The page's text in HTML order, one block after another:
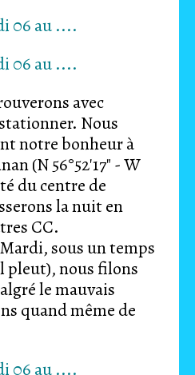
avec
Nous
notre bonheur à
(N 56°52'17" - W
du centre de
la nuit en
5 autres CC.
un temps
pleut), nous filons
le mauvais
quand même de